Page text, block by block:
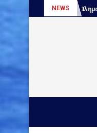
NEWS
πρωτάθλημα Παίδων:...